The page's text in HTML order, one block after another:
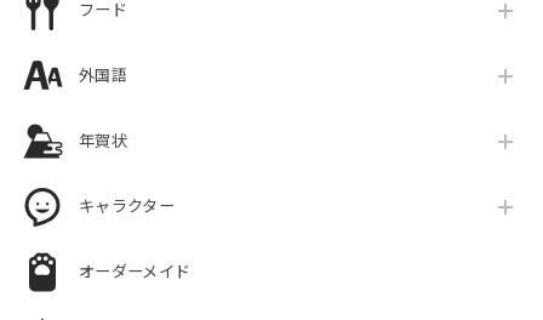
フード
外国語
年賀状
キャラクター
オーダーメイド